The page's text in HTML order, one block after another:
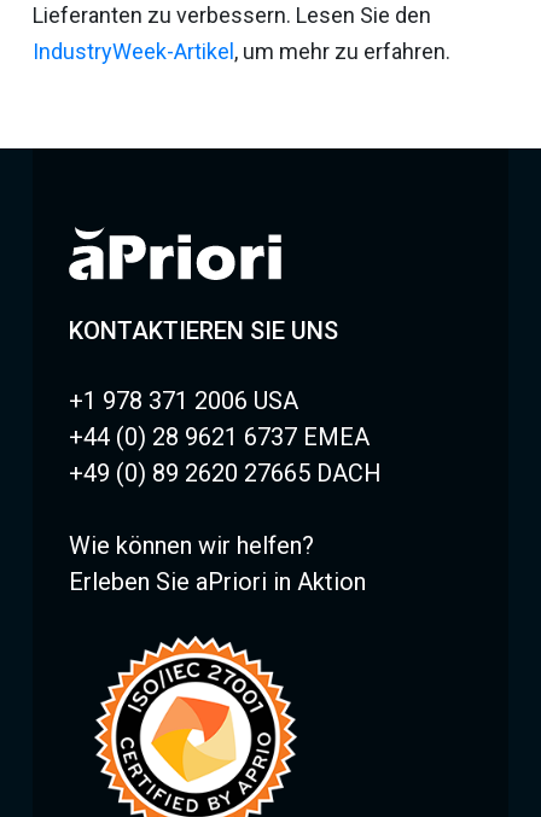
Lieferanten zu verbessern. Lesen Sie den
IndustryWeek-Artikel, um mehr zu erfahren.
KONTAKTIEREN SIE UNS
+1 978 371 2006 USA
+44 (0) 28 9621 6737 EMEA
+49 (0) 89 2620 27665 DACH
Wie können wir helfen?
Erleben Sie aPriori in Aktion